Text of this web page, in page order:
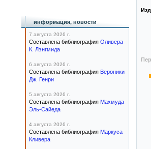
информация, новости
7 августа 2026 г.
Составлена библиография Оливера
К. Лэнгмида
6 августа 2026 г.
Составлена библиография Вероники
Дж. Генри
5 августа 2026 г.
Составлена библиография Махмуда
Эль-Сайеда
4 августа 2026 г.
Составлена библиография Маркуса
Кливера